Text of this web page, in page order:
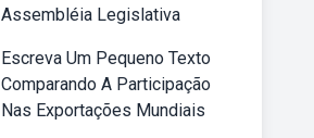
Assembléia Legislativa
Escreva Um Pequeno Texto
Comparando A Participação
Nas Exportações Mundiais